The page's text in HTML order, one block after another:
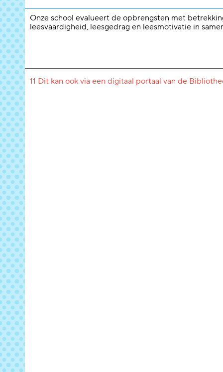
Onze school evalueert de opbrengsten met
leesvaardigheid, leesgedrag en leesmotivatie in
11 Dit kan ook via een digitaal portaal van de